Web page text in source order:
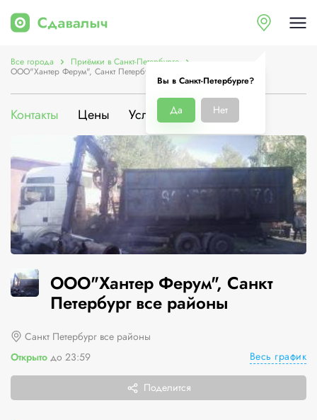
Вы в Санкт-Петербурге?
Да Нет
Все города Приёмки в Санкт-Петербурге
ООО"Хантер Ферум", Санкт Петербург все районы
Контакты Цены Услуги О компании
ООО"Хантер Ферум", Санкт
Петербург все районы
Санкт Петербург все районы
Открыто до 23:59 Весь график
Поделится